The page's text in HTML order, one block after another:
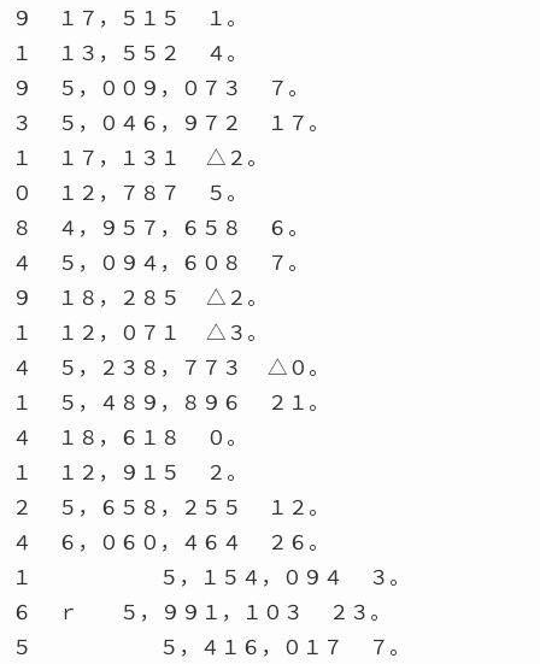
９ １７，５１５ １。
１ １３，５５２ ４。
９ ５，００９，０７３ ７。
３ ５，０４６，９７２ １７。
１ １７，１３１ △２。
０ １２，７８７ ５。
８ ４，９５７，６５８ ６。
４ ５，０９４，６０８ ７。
９ １８，２８５ △２。
１ １２，０７１ △３。
４ ５，２３８，７７３ △０。
１ ５，４８９，８９６ ２１。
４ １８，６１８ ０。
１ １２，９１５ ２。
２ ５，６５８，２５５ １２。
４ ６，０６０，４６４ ２６。
１ ５，１５４，０９４ ３。
６ ｒ ５，９９１，１０３ ２３。
５ ５，４１６，０１７ ７。